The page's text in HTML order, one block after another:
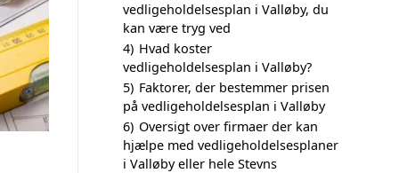
vedligeholdelsesplan i Valløby, du
kan være tryg ved
4) Hvad koster
vedligeholdelsesplan i Valløby?
5) Faktorer, der bestemmer prisen
på vedligeholdelsesplan i Valløby
6) Oversigt over firmaer der kan
hjælpe med vedligeholdelsesplaner
i Valløby eller hele Stevns